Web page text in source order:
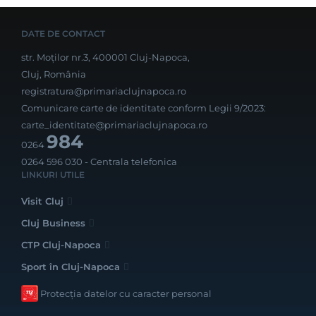
DATE DE CONTACT
str. Moților nr.3, 400001 Cluj-Napoca,
Cluj, România
registratura@primariaclujnapoca.ro
Comunicare carte de identitate conform Legii 9/2023:
carte_identitate@primariaclujnapoca.ro
0264984
0264 596 030 - Centrala telefonica
LINKURI UTILE
Visit Cluj
Cluj Business
CTP Cluj-Napoca
Sport în Cluj-Napoca
Protecția datelor cu caracter personal